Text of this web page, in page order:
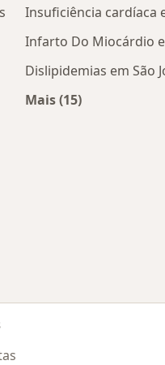
Insuficiência cardíaca
Infarto Do Miocárdio
Dislipidemias em São
Mais (15)